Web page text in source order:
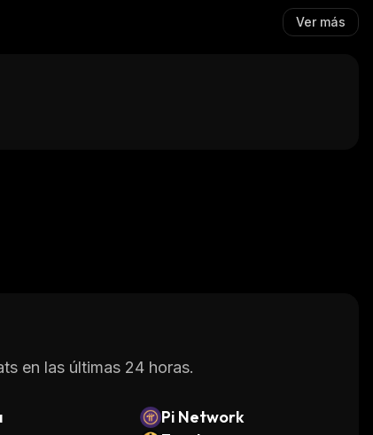
Ver más
en las últimas 24 horas.
Pi Network